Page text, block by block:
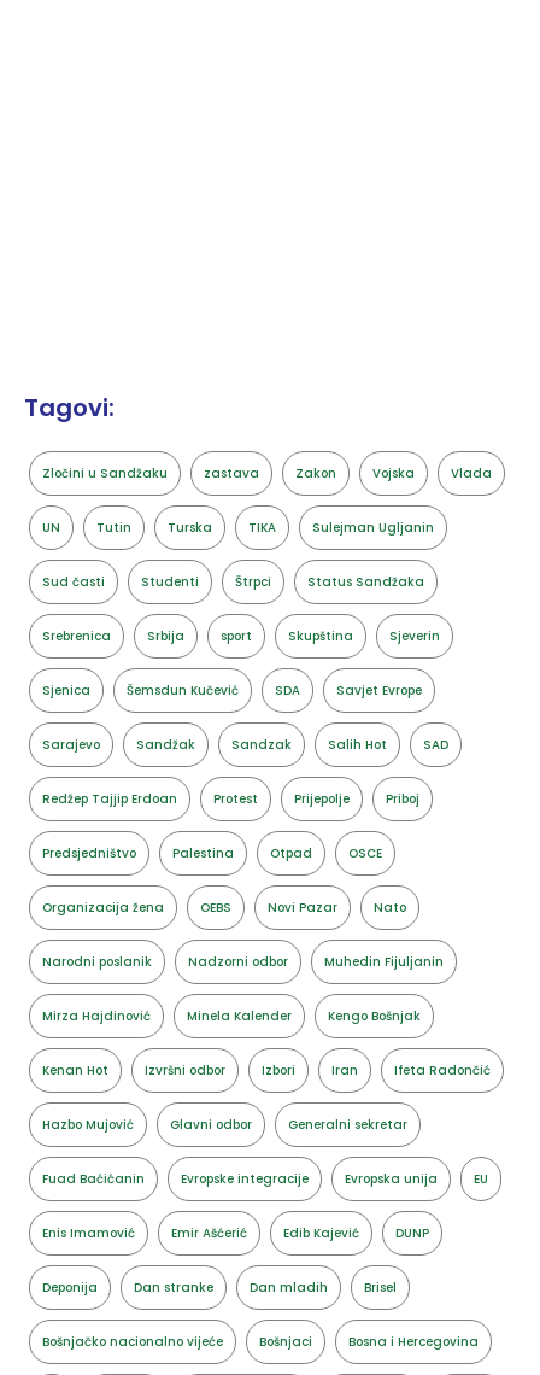
Tagovi:
Zločini u Sandžaku zastava Zakon Vojska Vlada
UN Tutin Turska TIKA Sulejman Ugljanin
Sud časti Studenti Štrpci Status Sandžaka
Srebrenica Srbija sport Skupština Sjeverin
Sjenica Šemsdun Kučević SDA Savjet Evrope
Sarajevo Sandžak Sandzak Salih Hot SAD
Redžep Tajjip Erdoan Protest Prijepolje Priboj
Predsjedništvo Palestina Otpad OSCE
Organizacija žena OEBS Novi Pazar Nato
Narodni poslanik Nadzorni odbor Muhedin Fijuljanin
Mirza Hajdinović Minela Kalender Kengo Bošnjak
Kenan Hot Izvršni odbor Izbori Iran Ifeta Radončić
Hazbo Mujović Glavni odbor Generalni sekretar
Fuad Baćićanin Evropske integracije Evropska unija EU
Enis Imamović Emir Ašćerić Edib Kajević DUNP
Deponija Dan stranke Dan mladih Brisel
Bošnjačko nacionalno vijeće Bošnjaci Bosna i Hercegovina